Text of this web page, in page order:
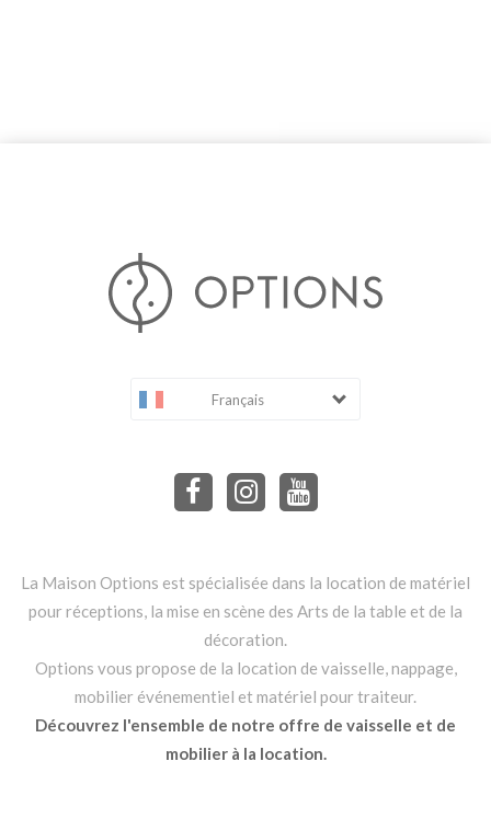
Français
La Maison Options est spécialisée dans la location de matériel
pour réceptions, la mise en scène des Arts de la table et de la
décoration.
Options vous propose de la location de vaisselle, nappage,
mobilier événementiel et matériel pour traiteur.
Découvrez l'ensemble de notre offre de vaisselle et de
mobilier à la location.